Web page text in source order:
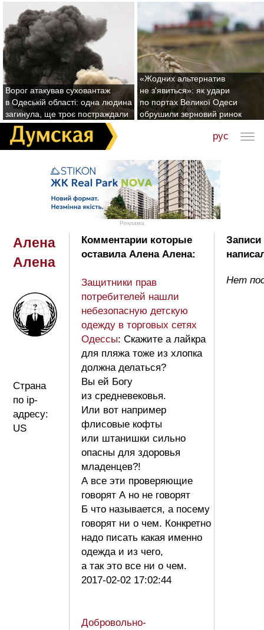
Ворог атакував суховантаж
в Одеській області: одна людина
загинула, ще троє постраждали
«Жодних альтернатив
не з'явиться»: як удари
по портах Великої Одеси
обрушили зерновий ринок
рус
Реклама
Алена
Алена
Страна
по ip-
адресу:
US
Комментарии которые
оставила Алена Алена:
Защитники прав
потребителей нашли
небезопасную детскую
одежду в торговых сетях
Одессы: Скажите а лайкра
для пляжа тоже из хлопка
должна делаться?
Вы ей Богу
из средневековья.
Или вот например
флисовые кофты
или штанишки сильно
опасны для здоровья
младенцев?!
А все эти проверяющие
говорят А но не говорят
Б что называется, а посему
говорят ни о чем. Конкретно
надо писать какая именно
одежда и из чего,
а так это все ни о чем.
2017-02-02 17:02:44
Добровольно-
Записи
Нет